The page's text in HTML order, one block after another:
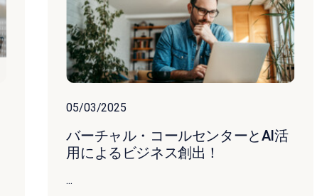
05/03/2025
バーチャル・コールセンターとAI活
用によるビジネス創出！
...